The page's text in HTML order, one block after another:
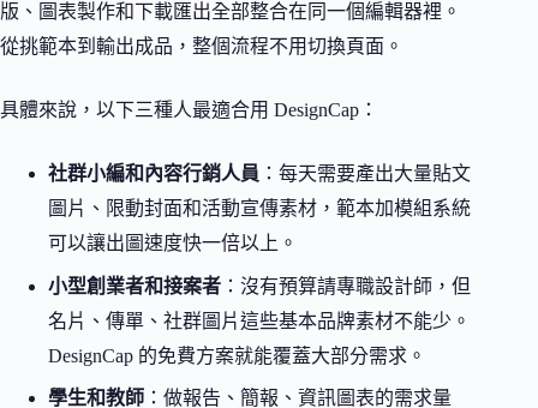
版、圖表製作和下載匯出全部整合在同一個編輯器裡。
從挑範本到輸出成品，整個流程不用切換頁面。
具體來說，以下三種人最適合用 DesignCap：
社群小編和內容行銷人員 ：每天需要產出大量貼文
圖片、限動封面和活動宣傳素材，範本加模組系統
可以讓出圖速度快一倍以上。
小型創業者和接案者 ：沒有預算請專職設計師，但
名片、傳單、社群圖片這些基本品牌素材不能少。
DesignCap 的免費方案就能覆蓋大部分需求。
學生和教師 ：做報告、簡報、資訊圖表的需求量